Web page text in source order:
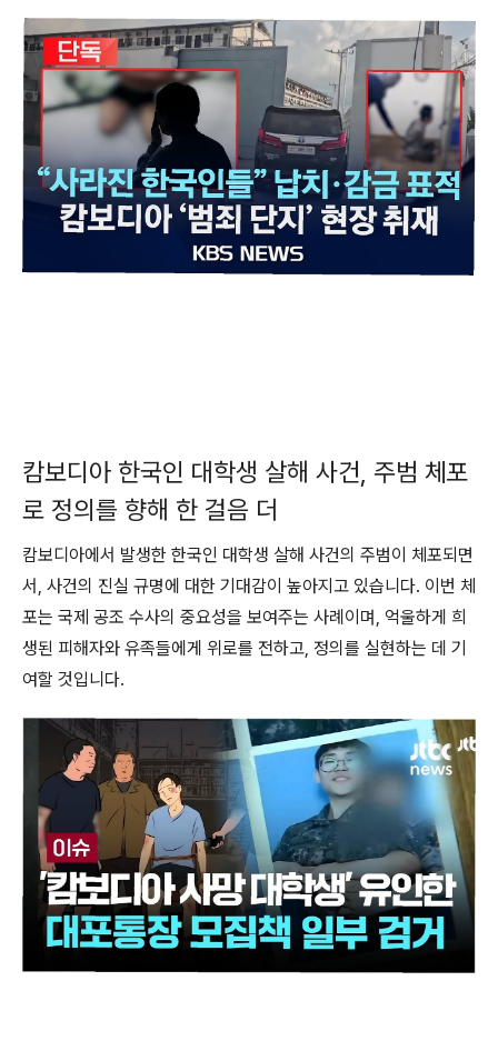
캄보디아 한국인 대학생 살해 사건, 주범 체포
로 정의를 향해 한 걸음 더
캄보디아에서 발생한 한국인 대학생 살해 사건의 주범이 체포되면
서, 사건의 진실 규명에 대한 기대감이 높아지고 있습니다. 이번 체
포는 국제 공조 수사의 중요성을 보여주는 사례이며, 억울하게 희
생된 피해자와 유족들에게 위로를 전하고, 정의를 실현하는 데 기
여할 것입니다.